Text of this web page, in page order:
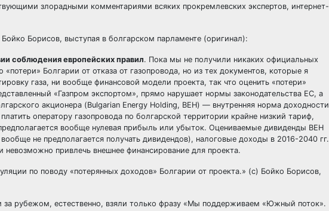
злорадными комментариями всяких прокремлевских экспертов, интернет-
Борисов, выступая в болгарском парламенте (оригинал):
соблюдения европейских правил. Пока мы не получили никаких официальных
Болгарии от отказа от газопровода, но из тех документов, которые я
газа, ни вообще финансовой модели проекта, так что оценить «потери»
«Газпром экспортом», прямо нарушает нормы законодательства ЕС, а
акционера (Bulgarian Energy Holding, BEH) — внутренняя норма доходности
оператору газопровода по болгарской территории крайне низкий тариф,
вообще нулевая прибыль или убыток. Оцениваемые дивиденды BEH
не предполагается получать дивидендов), налоговые доходы в 2016-2040 гг.
привлечь внешнее финансирование для проекта.
по поводу «потерянных доходов» Болгарии от проекта.» (с) Бойко Борисов,
за рубежом, естественно, взяли только фразу «Мы поддерживаем «Южный поток».